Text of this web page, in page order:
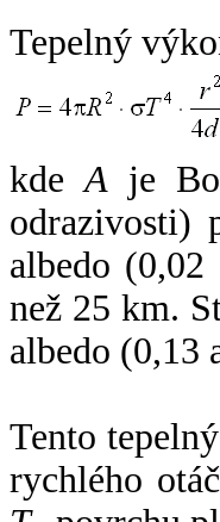
Tepelný
kdeA je
odrazivosti)
albedo
než 25 km.
albedo (0,13
Tento
rychlého